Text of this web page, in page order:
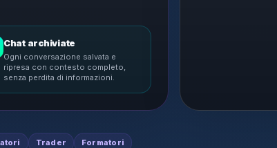
Chat archiviate
Ogni conversazione salvata e
ripresa con contesto completo,
senza perdita di informazioni.
Trader Formatori